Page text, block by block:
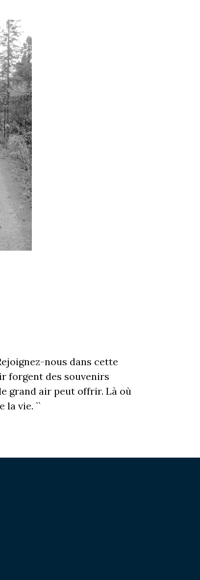
nous dans cette
forgent des souvenirs
grand air peut offrir. Là où
la vie. ``